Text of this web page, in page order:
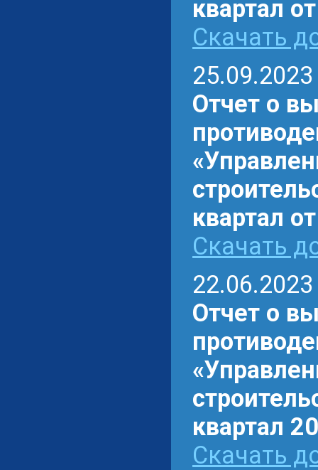
квартал
Скачать
25.09.2023
Отчет о
квартал
Скачать
22.06.2023
Отчет о
квартал
Скачать